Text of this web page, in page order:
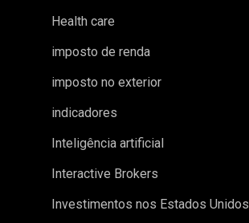
Health care
imposto de renda
imposto no exterior
indicadores
Inteligência artificial
Interactive Brokers
Investimentos nos Estados Unidos